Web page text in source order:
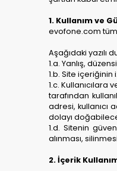
1. Kullanım ve
evofone.com tüm
Aşağıdaki yazılı
1.a. Yanlış,
1.b. Site içeriğinin
1.c. Kullanıcılara
tarafından
adresi, kullanıcı
dolayı
1.d. Sitenin
alınması,
2. İçerik